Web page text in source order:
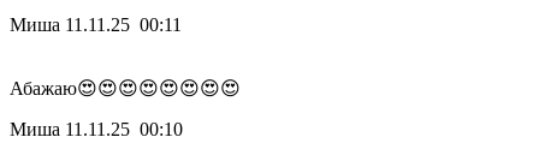
Миша 11.11.25 00:11
Абажаю😍😍😍😍😍😍😍😍
Миша 11.11.25 00:10